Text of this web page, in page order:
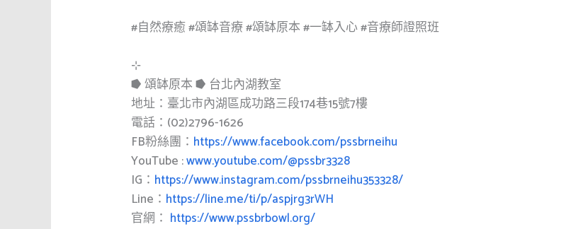
#自然療癒#頌缽音療#頌缽原本#一缽入心#音療師證照班
⊹
⭓ 頌缽原本 ⭓ 台北內湖教室
地址：臺北市內湖區成功路三段174巷15號7樓
電話：(02)2796-1626
FB粉絲團： https://www.facebook.com/pssbrneihu
YouTube :www.youtube.com/@pssbr3328
IG： https://www.instagram.com/pssbrneihu353328/
Line： https://line.me/ti/p/aspjrg3rWH
官網： https://www.pssbrbowl.org/